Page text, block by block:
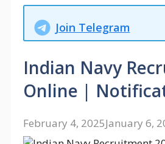
Join Telegram
Indian Navy
Online |
February 4, 2025January 6,